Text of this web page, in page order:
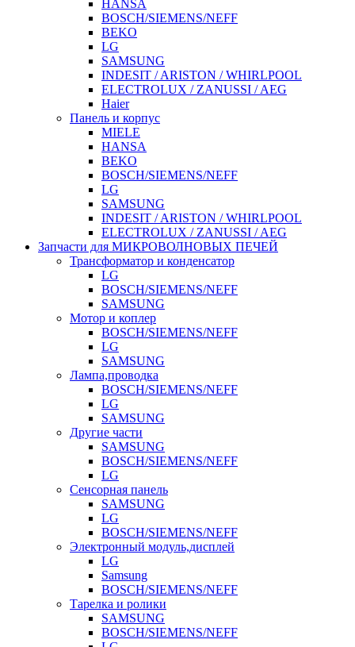
HANSA
BOSCH/SIEMENS/NEFF
BEKO
LG
SAMSUNG
INDESIT / ARISTON / WHIRLPOOL
ELECTROLUX / ZANUSSI / AEG
Haier
Панель и корпус
MIELE
HANSA
BEKO
BOSCH/SIEMENS/NEFF
LG
SAMSUNG
INDESIT / ARISTON / WHIRLPOOL
ELECTROLUX / ZANUSSI / AEG
Запчасти для МИКРОВОЛНОВЫХ ПЕЧЕЙ
Трансформатор и конденсатор
LG
BOSCH/SIEMENS/NEFF
SAMSUNG
Мотор и коплер
BOSCH/SIEMENS/NEFF
LG
SAMSUNG
Лампа,проводка
BOSCH/SIEMENS/NEFF
LG
SAMSUNG
Другие части
SAMSUNG
BOSCH/SIEMENS/NEFF
LG
Сенсорная панель
SAMSUNG
LG
BOSCH/SIEMENS/NEFF
Электронный модуль,дисплей
LG
Samsung
BOSCH/SIEMENS/NEFF
Тарелка и ролики
SAMSUNG
BOSCH/SIEMENS/NEFF